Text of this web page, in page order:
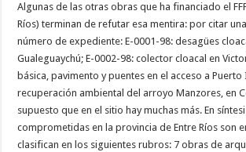
Algunas de las otras obras que ha financiado el
Ríos) terminan de refutar esa mentira: por citar
número de expediente: E-0001-98: desagües
Gualeguaychú; E-0002-98: colector cloacal en
básica, pavimento y puentes en el acceso a Puerto
recuperación ambiental del arroyo Manzores, en
supuesto que en el sitio hay muchas más. En
comprometidas en la provincia de Entre Ríos son
clasifican en los siguientes rubros: 7 obras de